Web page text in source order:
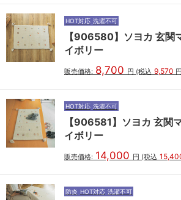
HOT対応 洗濯不可
【906580】ソヨカ 玄
イボリー
販売価格: 8,700 円 (税込 9,570 円
HOT対応 洗濯不可
【906581】ソヨカ 玄関
イボリー
販売価格: 14,000 円 (税込
防炎 HOT対応 洗濯不可